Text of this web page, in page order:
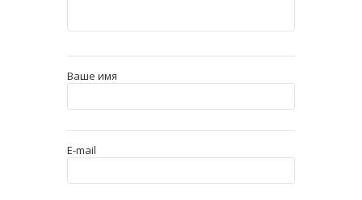
Ваше имя
E-mail